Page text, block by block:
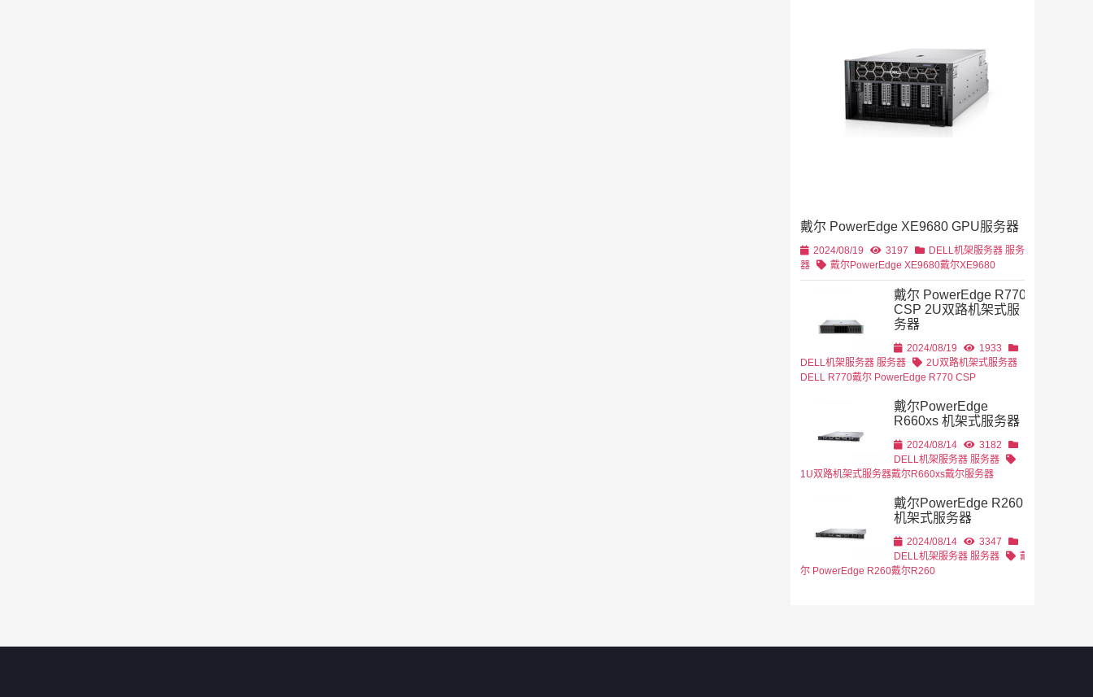
戴尔 PowerEdge XE9680 GPU服务器
2024/08/19 3197 DELL机架服务器 服务
器
戴尔PowerEdge XE9680戴尔XE9680
戴尔 PowerEdge R770
CSP 2U双路机架式服
务器
2024/08/19
1933
DELL机架服务器 服务器
2U双路机架式服务器
DELL R770戴尔 PowerEdge R770 CSP
戴尔PowerEdge
R660xs 机架式服务器
2024/08/14
3182
DELL机架服务器 服务器
1U双路机架式服务器戴尔R660xs戴尔服务器
戴尔PowerEdge R260
机架式服务器
2024/08/14
3347
DELL机架服务器 服务器
戴
尔 PowerEdge R260戴尔R260